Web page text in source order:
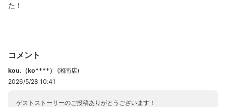
た！
コメント
kou.（ko****） (湘南店)
2026/5/28 10:41
ゲストストーリーのご投稿ありがとうございます！